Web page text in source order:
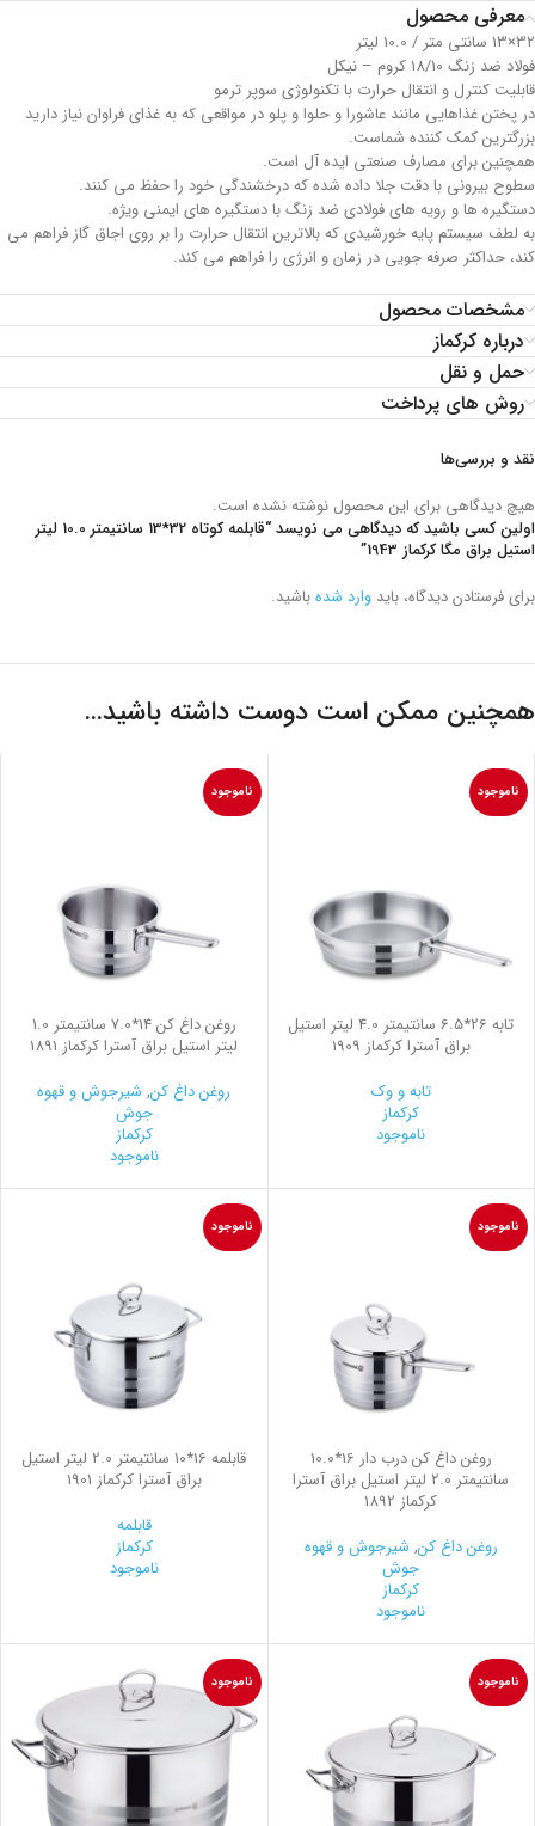
معرفی محصول
32×13 سانتی متر / 10.0 لیتر
فولاد ضد زنگ 18/10 کروم – نیکل
قابلیت کنترل و انتقال حرارت با تکنولوژی سوپر ترمو
در پختن غذاهایی مانند عاشورا و حلوا و پلو در مواقعی که به غذای فراوان نیاز دارید
بزرگترین کمک کننده شماست.
همچنین برای مصارف صنعتی ایده آل است.
سطوح بیرونی با دقت جلا داده شده که درخشندگی خود را حفظ می کنند.
دستگیره ها و رویه های فولادی ضد زنگ با دستگیره های ایمنی ویژه.
به لطف سیستم پایه خورشیدی که بالاترین انتقال حرارت را بر روی اجاق گاز فراهم می
کند، حداکثر صرفه جویی در زمان و انرژی را فراهم می کند.
مشخصات محصول
درباره کرکماز
حمل و نقل
روش های پرداخت
نقد و بررسی‌ها
هیچ دیدگاهی برای این محصول نوشته نشده است.
اولین کسی باشید که دیدگاهی می نویسد “قابلمه کوتاه 32*13 سانتیمتر 10.0 لیتر
استیل براق مگا کرکماز 1943”
برای فرستادن دیدگاه، باید وارد شدهباشید.
همچنین ممکن است دوست داشته باشید…
ناموجود
تابه 26*6.5 سانتیمتر 4.0 لیتر استیل
براق آسترا کرکماز 1909
تابه و وک
کرکماز
ناموجود
ناموجود
روغن داغ کن 14*7.0 سانتیمتر 1.0
لیتر استیل براق آسترا کرکماز 1891
روغن داغ کن, شیرجوش و قهوه
جوش
کرکماز
ناموجود
ناموجود
روغن داغ کن درب دار 16*10.0
سانتیمتر 2.0 لیتر استیل براق آسترا
کرکماز 1892
روغن داغ کن, شیرجوش و قهوه
جوش
کرکماز
ناموجود
ناموجود
قابلمه 16*10 سانتیمتر 2.0 لیتر استیل
براق آسترا کرکماز 1901
قابلمه
کرکماز
ناموجود
ناموجود ناموجود